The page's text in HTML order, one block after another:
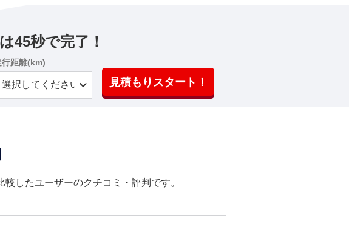
45秒で完了！
行距離(km)
見積もりスタート！
したユーザーのクチコミ・評判です。